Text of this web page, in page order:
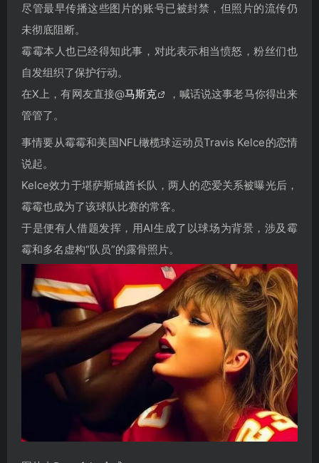
尽管最早传播这些图片的账号已被封禁，但照片的流传仍
未彻底阻断。
霉霉本人也已经得知此事，对此表示相当愤怒，粉丝们也
自发组织了保护行动。
在X上，有网友直接@马斯克
，喊话说这事老马你得出来
管管了。
事情要从霉霉和美国NFL橄榄球运动员Travis Kelce的恋情
说起。
Kelce效力于堪萨斯城酋长队，两人的恋爱关系被曝光后，
霉霉也成为了该球队比赛的常客。
于是便有人借题发挥，用AI生成了以球场为背景，涉及霉
霉和多名虚构“队员”的露骨照片。